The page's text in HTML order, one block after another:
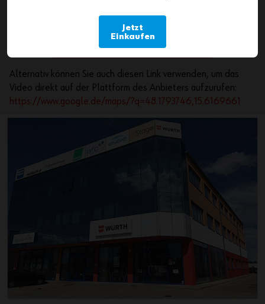
Datenschutzerklärung.
Inhalte aktivieren
Alternativ können Sie auch diesen Link verwenden, um das
Video direkt auf der Plattform des Anbieters aufzurufen:
https://www.google.de/maps/?q=48.1793746,15.6169661
Jetzt
Einkaufen